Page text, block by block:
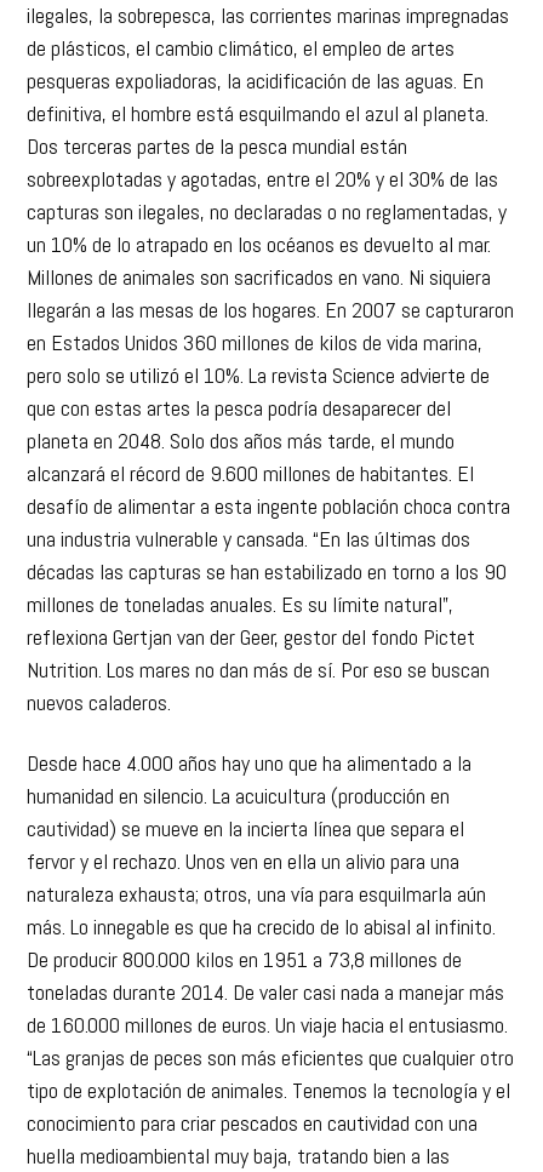
ilegales, la sobrepesca, las corrientes marinas impregnadas
de plásticos, el cambio climático, el empleo de artes
pesqueras expoliadoras, la acidificación de las aguas. En
definitiva, el hombre está esquilmando el azul al planeta.
Dos terceras partes de la pesca mundial están
sobreexplotadas y agotadas, entre el 20% y el 30% de las
capturas son ilegales, no declaradas o no reglamentadas, y
un 10% de lo atrapado en los océanos es devuelto al mar.
Millones de animales son sacrificados en vano. Ni siquiera
llegarán a las mesas de los hogares. En 2007 se capturaron
en Estados Unidos 360 millones de kilos de vida marina,
pero solo se utilizó el 10%. La revista Science advierte de
que con estas artes la pesca podría desaparecer del
planeta en 2048. Solo dos años más tarde, el mundo
alcanzará el récord de 9.600 millones de habitantes. El
desafío de alimentar a esta ingente población choca contra
una industria vulnerable y cansada. “En las últimas dos
décadas las capturas se han estabilizado en torno a los 90
millones de toneladas anuales. Es su límite natural”,
reflexiona Gertjan van der Geer, gestor del fondo Pictet
Nutrition. Los mares no dan más de sí. Por eso se buscan
nuevos caladeros.
Desde hace 4.000 años hay uno que ha alimentado a la
humanidad en silencio. La acuicultura (producción en
cautividad) se mueve en la incierta línea que separa el
fervor y el rechazo. Unos ven en ella un alivio para una
naturaleza exhausta; otros, una vía para esquilmarla aún
más. Lo innegable es que ha crecido de lo abisal al infinito.
De producir 800.000 kilos en 1951 a 73,8 millones de
toneladas durante 2014. De valer casi nada a manejar más
de 160.000 millones de euros. Un viaje hacia el entusiasmo.
“Las granjas de peces son más eficientes que cualquier otro
tipo de explotación de animales. Tenemos la tecnología y el
conocimiento para criar pescados en cautividad con una
huella medioambiental muy baja, tratando bien a las